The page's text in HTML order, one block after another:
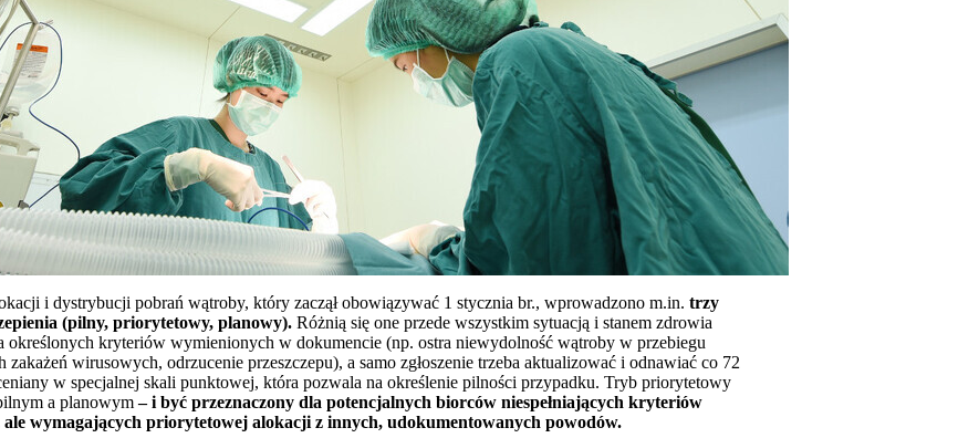
i dystrybucji pobrań wątroby, który zaczął obowiązywać 1 stycznia br., wprowadzono m.in. trzy
(pilny, priorytetowy, planowy). Różnią się one przede wszystkim sytuacją i stanem zdrowia
określonych kryteriów wymienionych w dokumencie (np. ostra niewydolność wątroby w przebiegu
zakażeń wirusowych, odrzucenie przeszczepu), a samo zgłoszenie trzeba aktualizować i odnawiać co 72
w specjalnej skali punktowej, która pozwala na określenie pilności przypadku. Tryb priorytetowy
a planowym– i być przeznaczony dla potencjalnych biorców niespełniających kryteriów
ale wymagających priorytetowej alokacji z innych, udokumentowanych powodów.